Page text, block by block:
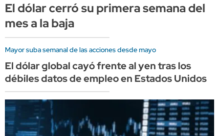
El dólar cerró su primera semana del
mes a la baja
Mayor suba semanal de las acciones desde mayo
El dólar global cayó frente al yen tras los
débiles datos de empleo en Estados Unidos